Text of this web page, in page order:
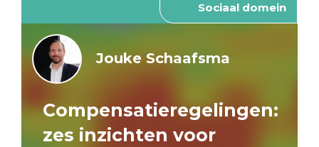
Sociaal domein
Jouke Schaafsma
Compensatieregelingen:
zes inzichten voor